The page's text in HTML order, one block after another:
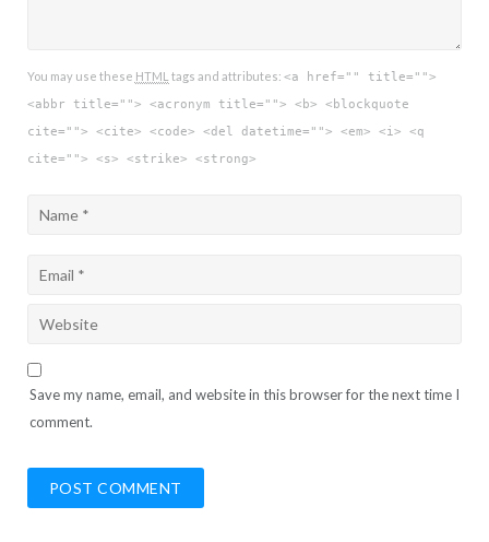
You may use these HTML tags and attributes: <a href="" title="">
<abbr title=""> <acronym title=""> <b> <blockquote
cite=""> <cite> <code> <del datetime=""> <em> <i> <q
cite=""> <s> <strike> <strong>
Save my name, email, and website in this browser for the next time I
comment.